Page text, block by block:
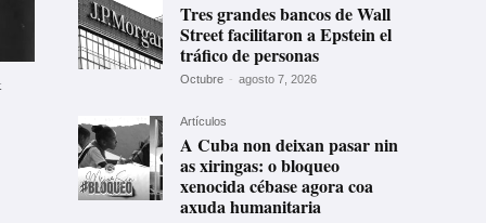
Tres grandes bancos de Wall
Street facilitaron a Epstein el
tráfico de personas
Octubre - agosto 7, 2026
Artículos
A Cuba non deixan pasar nin
as xiringas: o bloqueo
xenocida cébase agora coa
axuda humanitaria